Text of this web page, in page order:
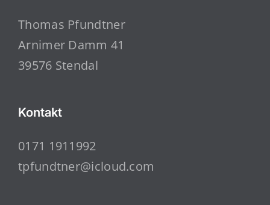
Thomas Pfundtner
Arnimer Damm 41
39576 Stendal
Kontakt
0171 1911992
tpfundtner@icloud.com